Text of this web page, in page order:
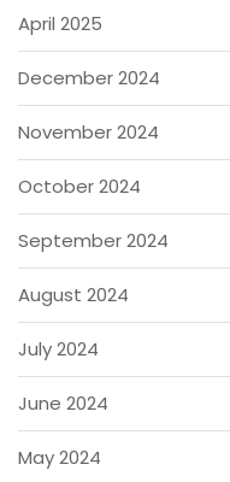
April 2025
December 2024
November 2024
October 2024
September 2024
August 2024
July 2024
June 2024
May 2024